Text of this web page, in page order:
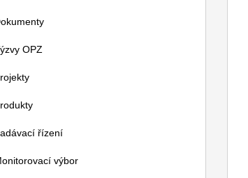
OPZ
řízení
výbor